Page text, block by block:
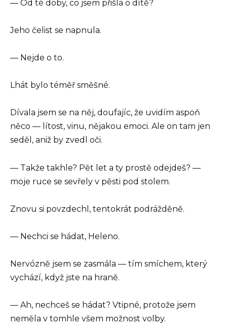
— Od té doby, co jsem přišla o dítě?
Jeho čelist se napnula.
— Nejde o to.
Lhát bylo téměř směšné.
Dívala jsem se na něj, doufajíc, že uvidím aspoň
něco — lítost, vinu, nějakou emoci. Ale on tam jen
seděl, aniž by zvedl oči.
— Takže takhle? Pět let a ty prostě odejdeš? —
moje ruce se sevřely v pěsti pod stolem.
Znovu si povzdechl, tentokrát podrážděně.
— Nechci se hádat, Heleno.
Nervózně jsem se zasmála — tím smíchem, který
vychází, když jste na hraně.
— Ah, nechceš se hádat? Vtipné, protože jsem
neměla v tomhle všem možnost volby.